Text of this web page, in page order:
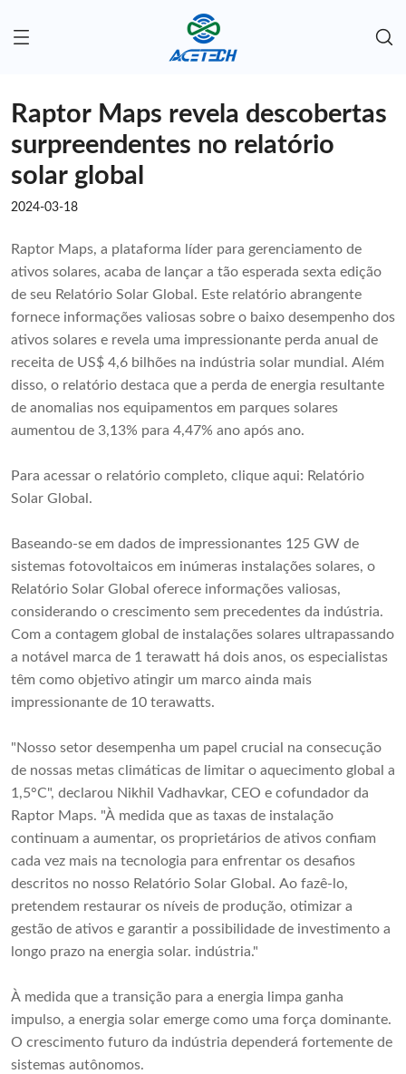
Raptor Maps revela descobertas
surpreendentes no relatório
solar global
2024-03-18
Raptor Maps, a plataforma líder para gerenciamento de
ativos solares, acaba de lançar a tão esperada sexta edição
de seu Relatório Solar Global. Este relatório abrangente
fornece informações valiosas sobre o baixo desempenho dos
ativos solares e revela uma impressionante perda anual de
receita de US$ 4,6 bilhões na indústria solar mundial. Além
disso, o relatório destaca que a perda de energia resultante
de anomalias nos equipamentos em parques solares
aumentou de 3,13% para 4,47% ano após ano.
Para acessar o relatório completo, clique aqui: Relatório
Solar Global.
Baseando-se em dados de impressionantes 125 GW de
sistemas fotovoltaicos em inúmeras instalações solares, o
Relatório Solar Global oferece informações valiosas,
considerando o crescimento sem precedentes da indústria.
Com a contagem global de instalações solares ultrapassando
a notável marca de 1 terawatt há dois anos, os especialistas
têm como objetivo atingir um marco ainda mais
impressionante de 10 terawatts.
"Nosso setor desempenha um papel crucial na consecução
de nossas metas climáticas de limitar o aquecimento global a
1,5°C", declarou Nikhil Vadhavkar, CEO e cofundador da
Raptor Maps. "À medida que as taxas de instalação
continuam a aumentar, os proprietários de ativos confiam
cada vez mais na tecnologia para enfrentar os desafios
descritos no nosso Relatório Solar Global. Ao fazê-lo,
pretendem restaurar os níveis de produção, otimizar a
gestão de ativos e garantir a possibilidade de investimento a
longo prazo na energia solar. indústria."
À medida que a transição para a energia limpa ganha
impulso, a energia solar emerge como uma força dominante.
O crescimento futuro da indústria dependerá fortemente de
sistemas autônomos.